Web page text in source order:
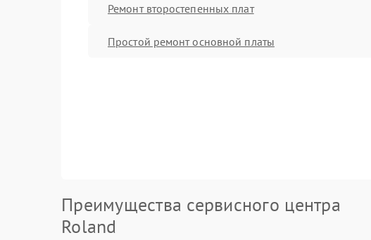
Ремонт второстепенных плат
Простой ремонт основной платы
Преимущества сервисного центра
Roland